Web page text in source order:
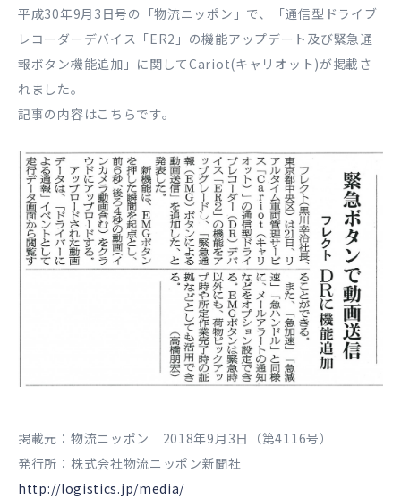
平成30年9月3日号の「物流ニッポン」で、「通信型ドライブ
レコーダーデバイス「ER2」の機能アップデート及び緊急通
報ボタン機能追加」に関してCariot(キャリオット)が掲載さ
れました。
記事の内容はこちらです。
掲載元：物流ニッポン 2018年9月3日（第4116号）
発行所：株式会社物流ニッポン新聞社
http://logistics.jp/media/